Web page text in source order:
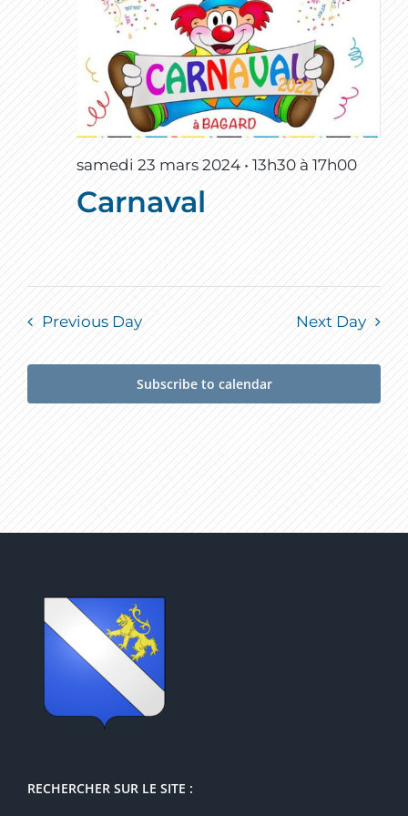
samedi 23 mars 2024 • 13h30 à 17h00
Carnaval
Previous Day Next Day
Subscribe to calendar
RECHERCHER SUR LE SITE :